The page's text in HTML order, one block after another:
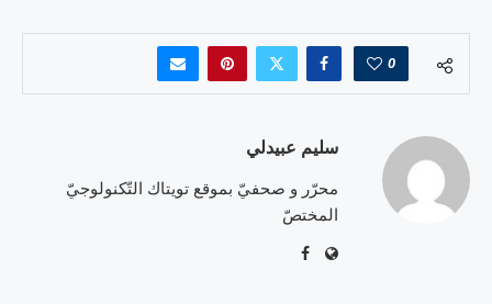
0
سليم عبيدلي
محرّر و صحفيّ بموقع تويتاك التّكنولوجيّ
المختصّ